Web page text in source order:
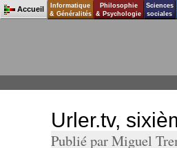
Urler.tv,
Publié par Miguel
Accueil
Informatique
& Généralités
Philosophie
& Psychologie
Sciences
sociales